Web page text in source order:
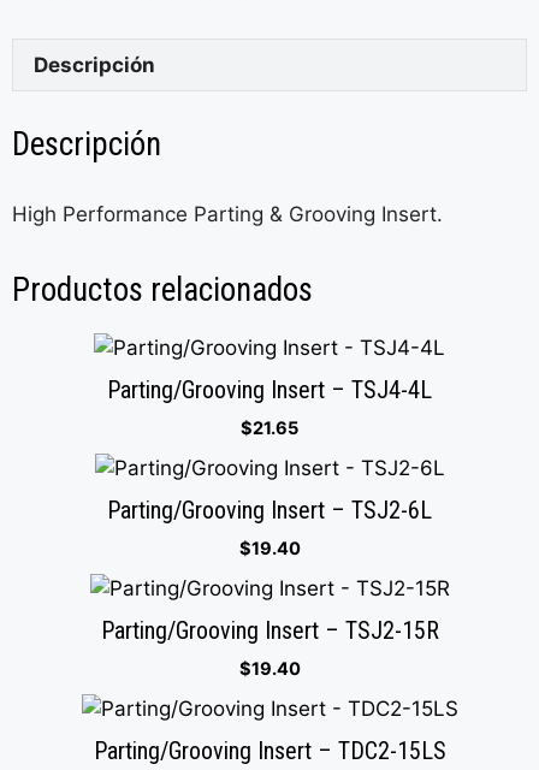
Descripción
Descripción
High Performance Parting & Grooving Insert.
Productos relacionados
Parting/Grooving Insert – TSJ4-4L
$21.65
Parting/Grooving Insert – TSJ2-6L
$19.40
Parting/Grooving Insert – TSJ2-15R
$19.40
Parting/Grooving Insert – TDC2-15LS